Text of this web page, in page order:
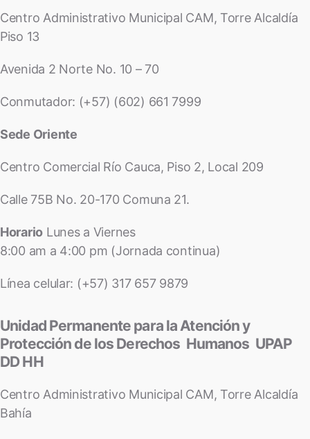
Centro Administrativo Municipal CAM, Torre Alcaldía
Piso 13
Avenida 2 Norte No. 10 – 70
Conmutador: (+57) (602) 661 7999
Sede Oriente
Centro Comercial Río Cauca, Piso 2, Local 209
Calle 75B No. 20-170 Comuna 21.
Horario Lunes a Viernes
8:00 am a 4:00 pm (Jornada continua)
Línea celular: (+57) 317 657 9879
Unidad Permanente para la Atención y
Protección de los Derechos Humanos UPAP
DD HH
Centro Administrativo Municipal CAM, Torre Alcaldía
Bahía